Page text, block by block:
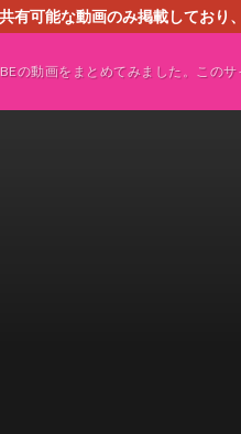
有可能な動画のみ掲載してお
の動画をまとめてみました。この